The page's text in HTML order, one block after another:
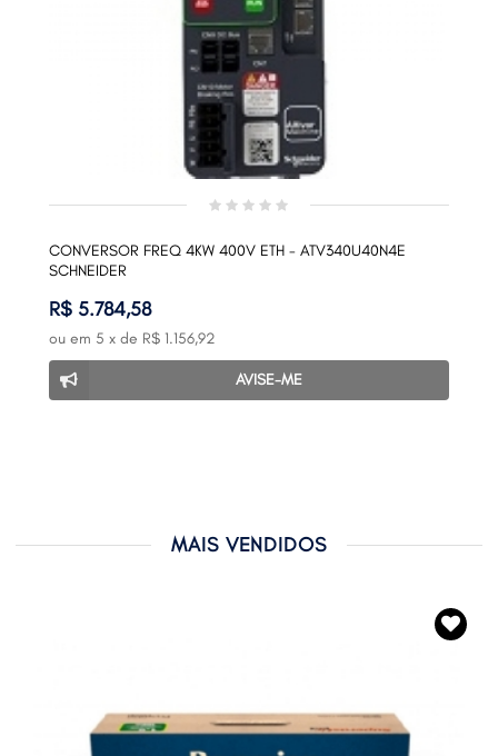
CONVERSOR FREQ 4KW 400V ETH - ATV340U40N4E
SCHNEIDER
R$ 5.784,58
ou em 5 x de R$ 1.156,92
AVISE-ME
MAIS VENDIDOS